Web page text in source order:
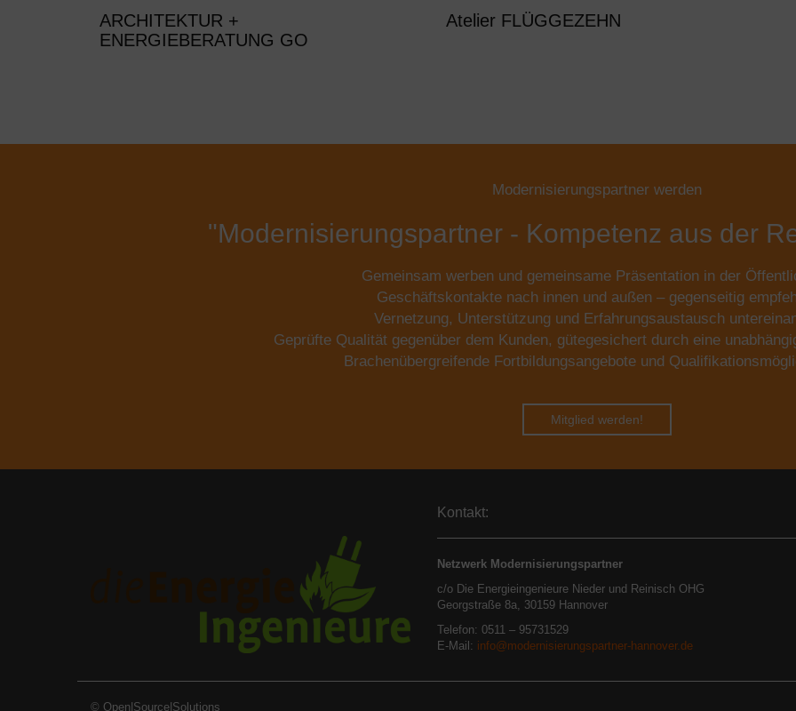
ARCHITEKTUR +
ENERGIEBERATUNG GO
Atelier FLÜGGEZEHN
Modernisierungspartner werden
"Modernisierungspartner - Kompetenz aus der
Gemeinsam werben und gemeinsame Präsentation in der
Geschäftskontakte nach innen und außen – gegenseitig
Vernetzung, Unterstützung und Erfahrungsaustausch
Geprüfte Qualität gegenüber dem Kunden, gütegesichert durch eine
Brachenübergreifende Fortbildungsangebote und
Mitglied werden!
Kontakt:
Netzwerk Modernisierungspartner
c/o Die Energieingenieure Nieder und Reinisch OHG
Georgstraße 8a, 30159 Hannover
Telefon: 0511 – 95731529
E-Mail: info@modernisierungspartner-hannover.de
© Open|Source|Solutions